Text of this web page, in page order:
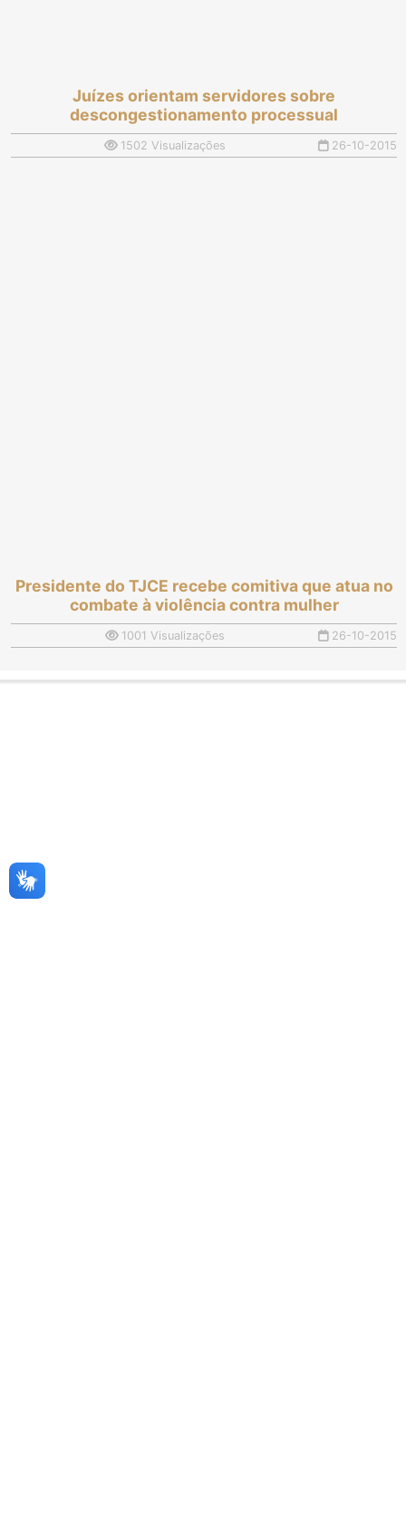
Juízes orientam servidores sobre
descongestionamento processual
1502 Visualizações 26-10-2015
Presidente do TJCE recebe comitiva que atua no
combate à violência contra mulher
1001 Visualizações 26-10-2015